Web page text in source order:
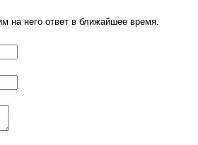
на него ответ в ближайшее время.